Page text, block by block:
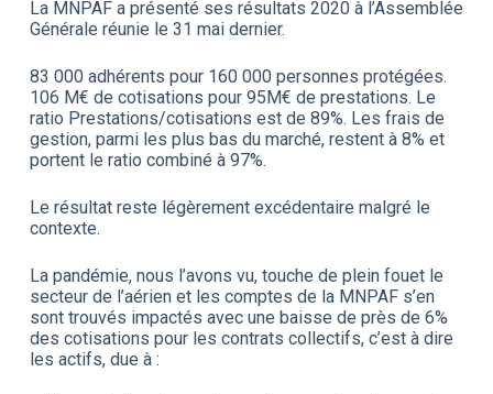
La MNPAF a présenté ses résultats 2020 à l’Assemblée
Générale réunie le 31 mai dernier.
83 000 adhérents pour 160 000 personnes protégées.
106 M€ de cotisations pour 95M€ de prestations. Le
ratio Prestations/cotisations est de 89%. Les frais de
gestion, parmi les plus bas du marché, restent à 8% et
portent le ratio combiné à 97%.
Le résultat reste légèrement excédentaire malgré le
contexte.
La pandémie, nous l’avons vu, touche de plein fouet le
secteur de l’aérien et les comptes de la MNPAF s’en
sont trouvés impactés avec une baisse de près de 6%
des cotisations pour les contrats collectifs, c’est à dire
les actifs, due à :